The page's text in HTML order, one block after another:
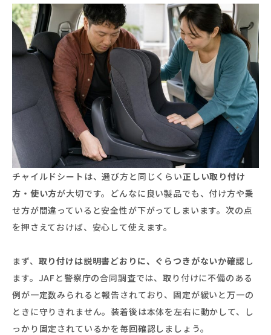
チャイルドシートは、選び方と同じくらい正しい取り付け
方・使い方が大切です。どんなに良い製品でも、付け方や乗
せ方が間違っていると安全性が下がってしまいます。次の点
を押さえておけば、安心して使えます。
まず、 取り付けは説明書どおりに、ぐらつきがないか確認 し
ます。JAFと警察庁の合同調査では、取り付けに不備のある
例が一定数みられると報告されており、固定が緩いと万一の
ときに守りきれません。装着後は本体を左右に動かして、し
っかり固定されているかを毎回確認しましょう。